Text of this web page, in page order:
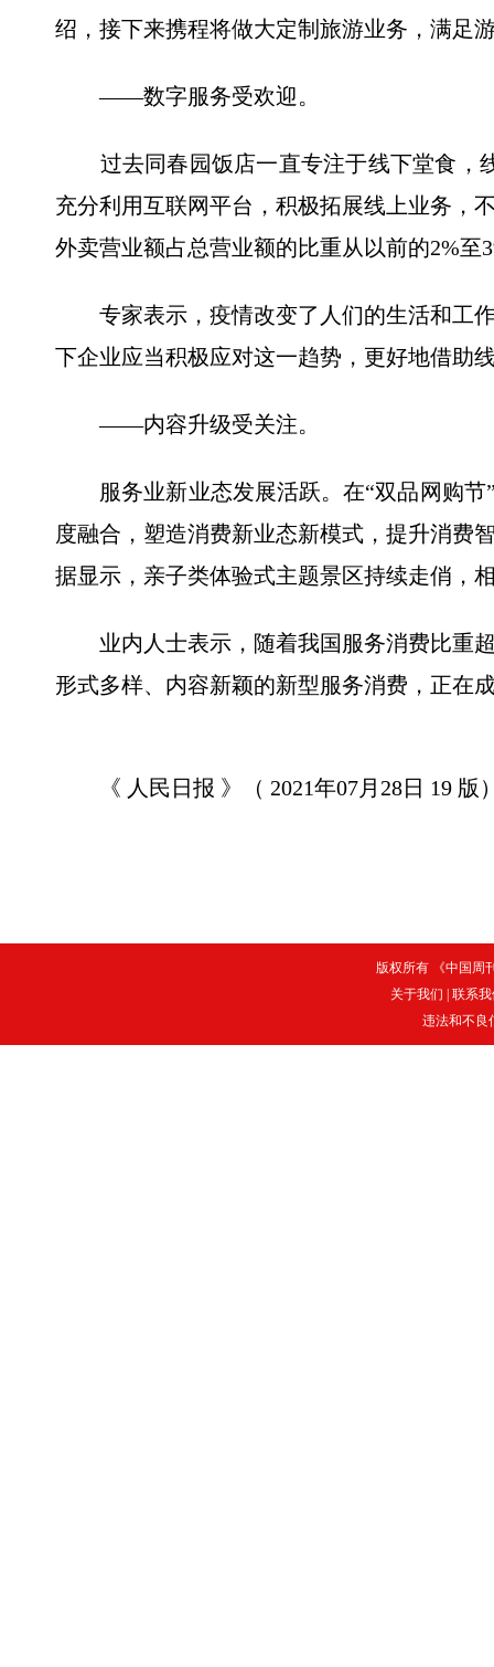
绍，接下来携程将做大定制旅游业务，满足
——数字服务受欢迎。
过去同春园饭店一直专注于线下堂食，
充分利用互联网平台，积极拓展线上业务，
外卖营业额占总营业额的比重从以前的2%至
专家表示，疫情改变了人们的生活和工作
下企业应当积极应对这一趋势，更好地借助
——内容升级受关注。
服务业新业态发展活跃。在“双品网购节
度融合，塑造消费新业态新模式，提升消费
据显示，亲子类体验式主题景区持续走俏，
业内人士表示，随着我国服务消费比重超
形式多样、内容新颖的新型服务消费，正在
《 人民日报 》（ 2021年07月28日 19 版
版权所有 《中国周
关于我们
联系
违法和不良